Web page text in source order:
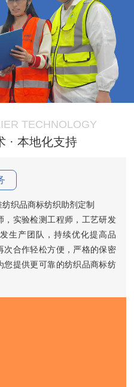
TECHNOLOGY
· 本地化支持
织品商标纺织助剂定制
，实验检测工程师，工艺研发
生产团队，持续优化提高品
次合作轻松方便，严格的保密
您提供更可靠的纺织品商标纺